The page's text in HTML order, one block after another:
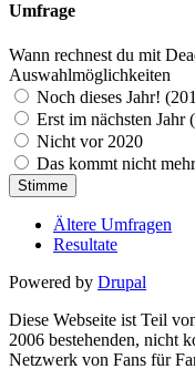
Umfrage
Wann rechnest du mit
Auswahlmöglichkeiten
Noch dieses Jahr!
Erst im nächsten Jahr
Nicht vor 2020
Das kommt nicht
Ältere Umfragen
Resultate
Powered by Drupal
Diese Webseite ist Teil
2006 bestehenden, nicht
Netzwerk von Fans für